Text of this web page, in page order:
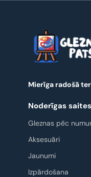
Mierīga radošā
Noderīgas saites
Gleznas pēc
Aksesuāri
Jaunumi
Izpārdošana